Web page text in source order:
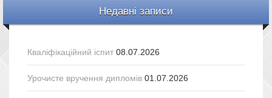
Недавні записи
Кваліфікаційний іспит 08.07.2026
Урочисте вручення дипломів 01.07.2026